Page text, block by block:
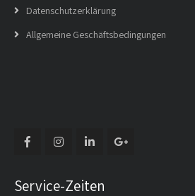
Datenschutzerklärung
Allgemeine Geschäftsbedingungen
Service-Zeiten